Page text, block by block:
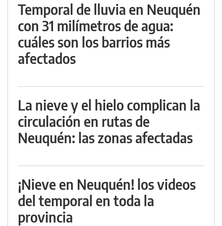
Temporal de lluvia en Neuquén
con 31 milímetros de agua:
cuáles son los barrios más
afectados
La nieve y el hielo complican la
circulación en rutas de
Neuquén: las zonas afectadas
¡Nieve en Neuquén! los videos
del temporal en toda la
provincia